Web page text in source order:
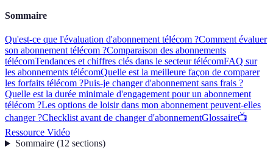
Sommaire
Qu'est-ce que l'évaluation d'abonnement télécom ?Comment évaluer
son abonnement télécom ?Comparaison des abonnements
télécomTendances et chiffres clés dans le secteur télécomFAQ sur
les abonnements télécomQuelle est la meilleure façon de comparer
les forfaits télécom ?Puis-je changer d'abonnement sans frais ?
Quelle est la durée minimale d'engagement pour un abonnement
télécom ?Les options de loisir dans mon abonnement peuvent-elles
changer ?Checklist avant de changer d'abonnementGlossaire📺
Ressource Vidéo
Sommaire(12 sections)